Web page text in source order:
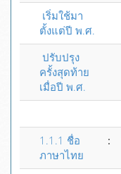
เริ่มใช้มา
ตั้งแต่ปี พ.ศ.
ปรับปรุง
ครั้งสุดท้าย
เมื่อปี พ.ศ.
1.1.1 ชื่อ
ภาษาไทย
: